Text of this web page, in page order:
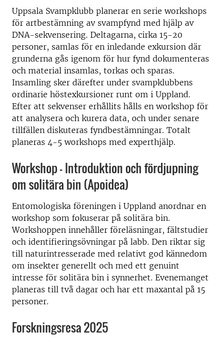
Uppsala Svampklubb planerar en serie workshops
för artbestämning av svampfynd med hjälp av
DNA-sekvensering. Deltagarna, cirka 15-20
personer, samlas för en inledande exkursion där
grunderna gås igenom för hur fynd dokumenteras
och material insamlas, torkas och sparas.
Insamling sker därefter under svampklubbens
ordinarie höstexkursioner runt om i Uppland.
Efter att sekvenser erhållits hålls en workshop för
att analysera och kurera data, och under senare
tillfällen diskuteras fyndbestämningar. Totalt
planeras 4-5 workshops med experthjälp.
Workshop - Introduktion och fördjupning
om solitära bin (Apoidea)
Entomologiska föreningen i Uppland anordnar en
workshop som fokuserar på solitära bin.
Workshoppen innehåller föreläsningar, fältstudier
och identifieringsövningar på labb. Den riktar sig
till naturintresserade med relativt god kännedom
om insekter generellt och med ett genuint
intresse för solitära bin i synnerhet. Evenemanget
planeras till två dagar och har ett maxantal på 15
personer.
Forskningsresa 2025